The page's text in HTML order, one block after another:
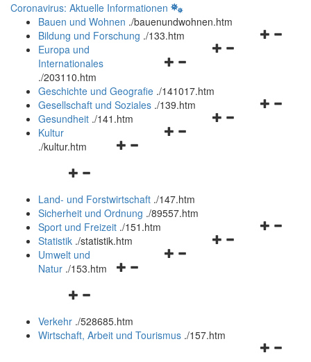
Coronavirus: Aktuelle Informationen
Bauen und Wohnen ./bauenundwohnen.htm
Navigationsmenü
schließen
Bildung und Forschung ./133.htm
Navigationsmenü
und
schließen
Europa und
Internationales
./203110.htm
Geschichte und Geografie ./141017.htm
Navigationsmenü
Gesellschaft und Soziales ./139.htm
Navigationsmenü
Gesundheit ./141.htm
Navigationsmenü
Kultur
./kultur.htm
Navigationsmenü
und
schließen
Land- und Forstwirtschaft ./147.htm
Sicherheit und Ordnung ./89557.htm
Navigationsmenü
Sport und Freizeit ./151.htm
Navigationsmenü
Statistik ./statistik.htm
Navigationsmenü
Umwelt und
Natur ./153.htm
Navigationsmenü
und
schließen
Verkehr ./528685.htm
Wirtschaft, Arbeit und Tourismus ./157.htm